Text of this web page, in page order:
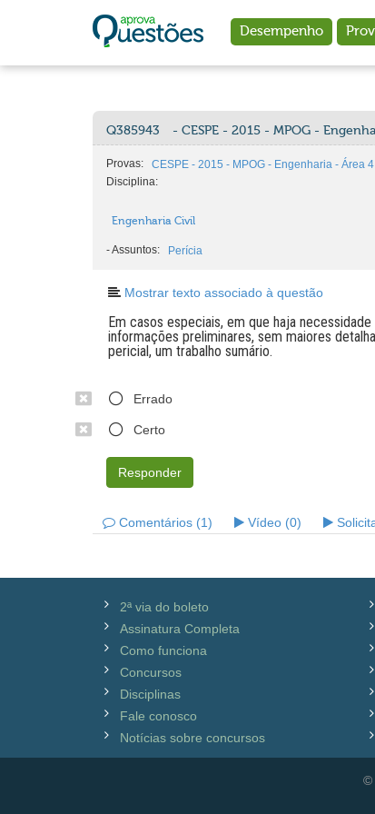
Desempenho
Q385943 - CESPE - 2015 - MPOG -
Provas:
CESPE - 2015 - MPOG - Engenharia - Área
Disciplina:
Engenharia Civil
-Assuntos: Perícia
Mostrar texto associado à questão
Em casos especiais, em que haja
informações preliminares, sem maiores
pericial, um trabalho sumário.
Errado
Certo
Responder
Comentários (1) Vídeo (0)
2ª via do boleto
Assinatura Completa
Como funciona
Concursos
Disciplinas
Fale conosco
Notícias sobre concursos
©